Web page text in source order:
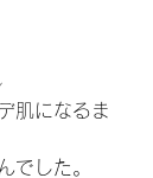
肌になるま
でした。